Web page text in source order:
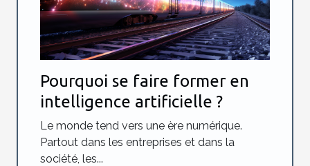
Pourquoi se faire former en
intelligence artificielle ?
Le monde tend vers une ère numérique.
Partout dans les entreprises et dans la
société, les...